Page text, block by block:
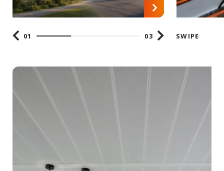
01 03 SWIPE